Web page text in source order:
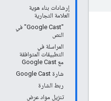
إرشادات بناء هوية
العلامة التجارية
"Google Cast" في
النص
المراسلة في
التطبيقات المتوافقة
مع Google Cast
شارة Google Cast
ربط الشارة
تنزيل مواد عرض